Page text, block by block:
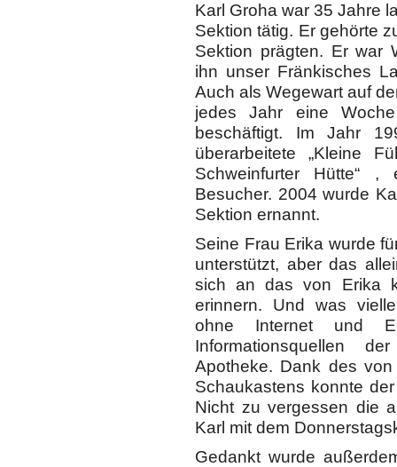
Karl Groha war 35 Jahre
Sektion tätig. Er gehörte
Sektion prägten. Er war
ihn unser Fränkisches
Auch als Wegewart auf
jedes Jahr eine
beschäftigt. Im Jahr
überarbeitete „Kleine
Schweinfurter Hütte“
Besucher. 2004 wurde
Sektion ernannt.
Seine Frau Erika wurde
unterstützt, aber das
sich an das von Erika
erinnern. Und was
ohne Internet und
Informationsquellen
Apotheke. Dank des
Schaukastens konnte
Nicht zu vergessen die
Karl mit dem
Gedankt wurde